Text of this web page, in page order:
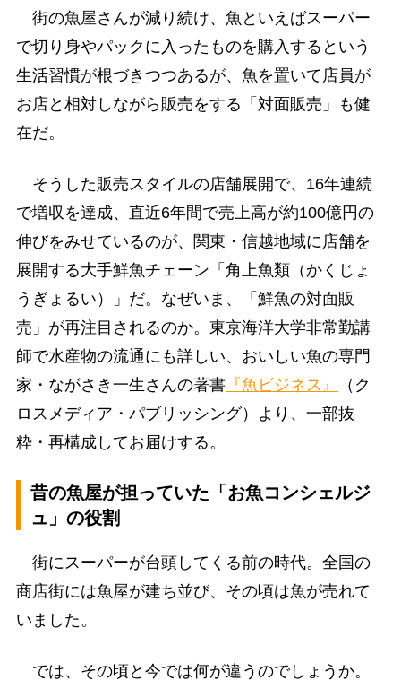
街の魚屋さんが減り続け、魚といえばスーパー
で切り身やパックに入ったものを購入するという
生活習慣が根づきつつあるが、魚を置いて店員が
お店と相対しながら販売をする「対面販売」も健
在だ。
そうした販売スタイルの店舗展開で、16年連続
で増収を達成、直近6年間で売上高が約100億円の
伸びをみせているのが、関東・信越地域に店舗を
展開する大手鮮魚チェーン「角上魚類（かくじょ
うぎょるい）」だ。なぜいま、「鮮魚の対面販
売」が再注目されるのか。東京海洋大学非常勤講
師で水産物の流通にも詳しい、おいしい魚の専門
家・ながさき一生さんの著書『魚ビジネス』
（ク
ロスメディア・パブリッシング）より、一部抜
粋・再構成してお届けする。
昔の魚屋が担っていた「お魚コンシェルジ
ュ」の役割
街にスーパーが台頭してくる前の時代。全国の
商店街には魚屋が建ち並び、その頃は魚が売れて
いました。
では、その頃と今では何が違うのでしょうか。